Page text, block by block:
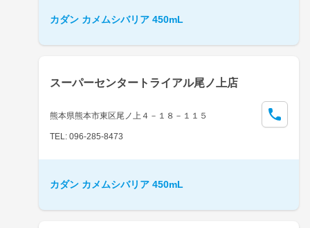
カダン カメムシバリア 450mL
スーパーセンタートライアル尾ノ上店
熊本県熊本市東区尾ノ上４－１８－１１５
TEL: 096-285-8473
カダン カメムシバリア 450mL